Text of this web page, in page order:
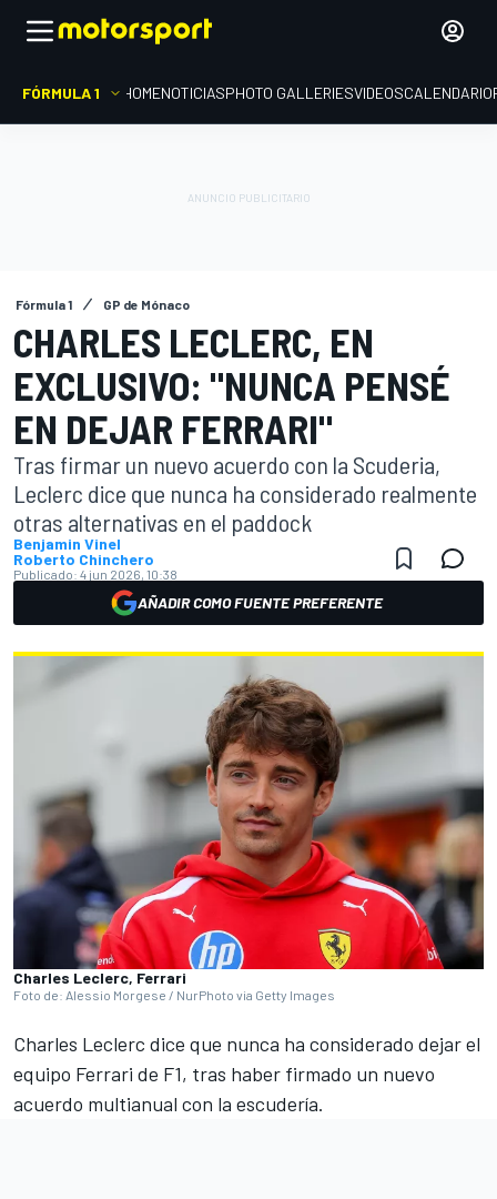
FÓRMULA 1 HOMENOTICIASPHOTO GALLERIESVIDEOSCALENDARIO
Fórmula 1 GP de Mónaco
CHARLES LECLERC, EN
EXCLUSIVO: "NUNCA PENSÉ
EN DEJAR FERRARI"
Tras firmar un nuevo acuerdo con la Scuderia,
Leclerc dice que nunca ha considerado realmente
otras alternativas en el paddock
Benjamin Vinel
Roberto Chinchero
Publicado: 4 jun 2026, 10:38
AÑADIR COMO FUENTE PREFERENTE
Charles Leclerc, Ferrari
Foto de: Alessio Morgese / NurPhoto via Getty Images
Charles Leclerc dice que nunca ha considerado dejar el
equipo Ferrari de F1, tras haber firmado un nuevo
acuerdo multianual con la escudería.